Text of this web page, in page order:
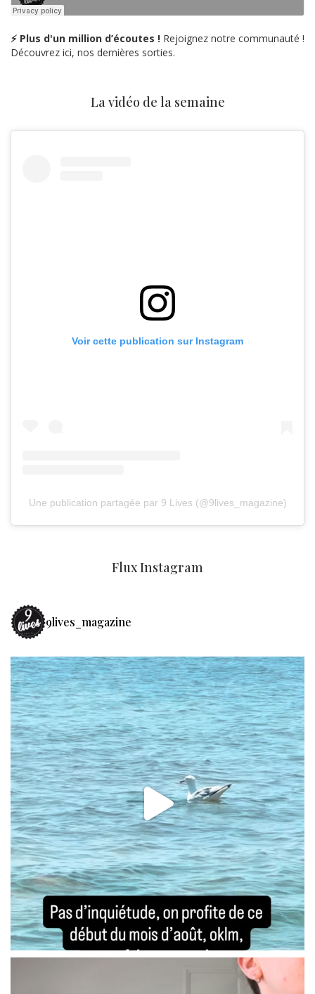
⚡ Plus d'un million d’écoutes ! Rejoignez notre communauté !
Découvrez ici, nos dernières sorties.
La vidéo de la semaine
Voir cette publication sur Instagram
Une publication partagée par 9 Lives (@9lives_magazine)
Flux Instagram
9lives_magazine